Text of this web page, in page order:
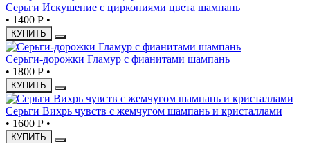
Серьги Искушение с циркониями цвета шампань
• 1400 Р •
КУПИТЬ
Серьги-дорожки Гламур с фианитами шампань
• 1800 Р •
КУПИТЬ
Серьги Вихрь чувств с жемчугом шампань и кристаллами
• 1600 Р •
КУПИТЬ